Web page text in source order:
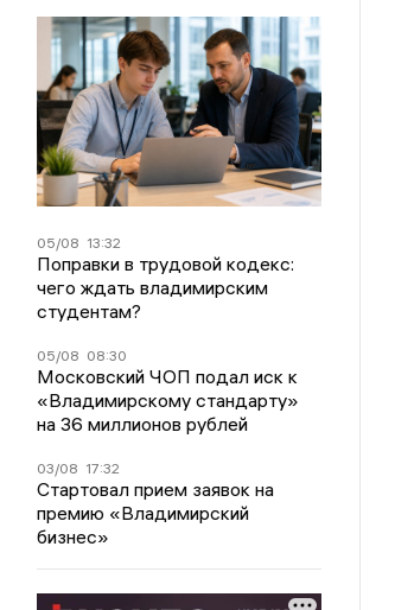
05/08 13:32
Поправки в трудовой кодекс:
чего ждать владимирским
студентам?
05/08 08:30
Московский ЧОП подал иск к
«Владимирскому стандарту»
на 36 миллионов рублей
03/08 17:32
Стартовал прием заявок на
премию «Владимирский
бизнес»